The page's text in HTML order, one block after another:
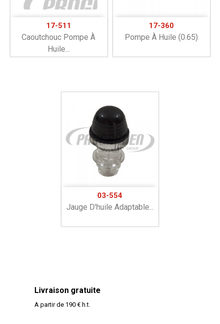
17-511
Caoutchouc Pompe À
Huile...
17-360
Pompe À Huile (0.65)
03-554
Jauge D'huile Adaptable...
Livraison gratuite
A partir de 190 € h.t.